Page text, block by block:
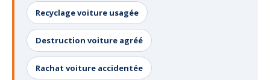
Recyclage voiture usagée
Destruction voiture agréé
Rachat voiture accidentée